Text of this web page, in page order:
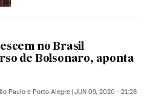
no Brasil
de Bolsonaro, aponta
Paulo e Porto Alegre | JUN 09, 2020 - 21:28